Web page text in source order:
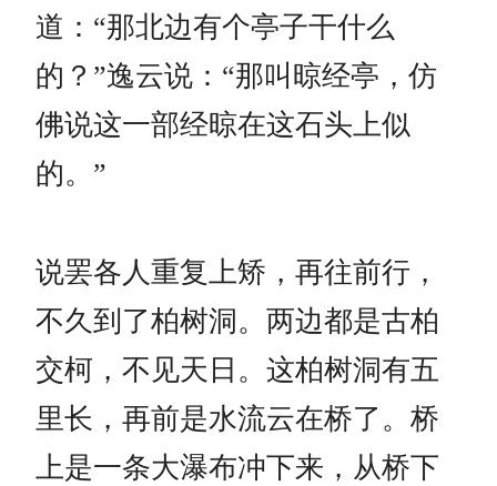
道：“那北边有个亭子干什么
的？”逸云说：“那叫晾经亭，仿
佛说这一部经晾在这石头上似
的。”
说罢各人重复上矫，再往前行，
不久到了柏树洞。两边都是古柏
交柯，不见天日。这柏树洞有五
里长，再前是水流云在桥了。桥
上是一条大瀑布冲下来，从桥下